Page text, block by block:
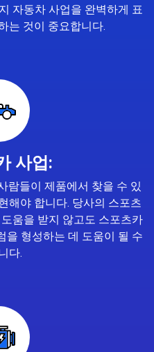
자동차 사업을 완벽하게 표
는 것이 중요합니다.
사업:
람들이 제품에서 찾을 수 있
해야 합니다. 당사의 스포츠
움을 받지 않고도 스포츠카
을 형성하는 데 도움이 될 수
다.